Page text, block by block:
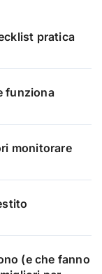
pratica
funziona
monitorare
(e che fanno